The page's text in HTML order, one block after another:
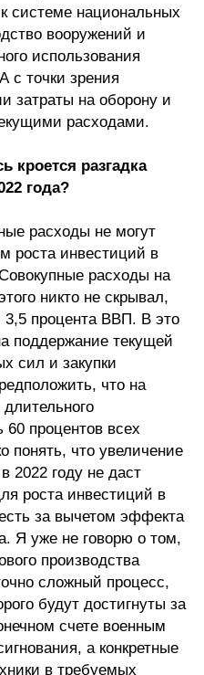
системе национальных
вооружений и
использования
с точки зрения
затраты на оборону и
расходами.
кроется разгадка
года?
расходы не могут
роста инвестиций в
расходы на
никто не скрывал,
процента ВВП. В это
поддержание текущей
сил и закупки
что на
60 процентов всех
понять, что увеличение
2022 году не даст
роста инвестиций в
за вычетом эффекта
Я уже не говорю о том,
производства
сложный процесс,
будут достигнуты за
счете военным
а конкретные
в требуемых